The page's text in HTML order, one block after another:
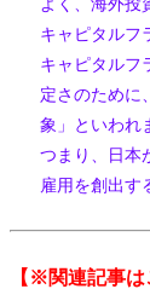
よく、海外投
キャピタルフ
キャピタルフ
定さのために
象」といわれ
つまり、日本
雇用を創出す
【※関連記事は